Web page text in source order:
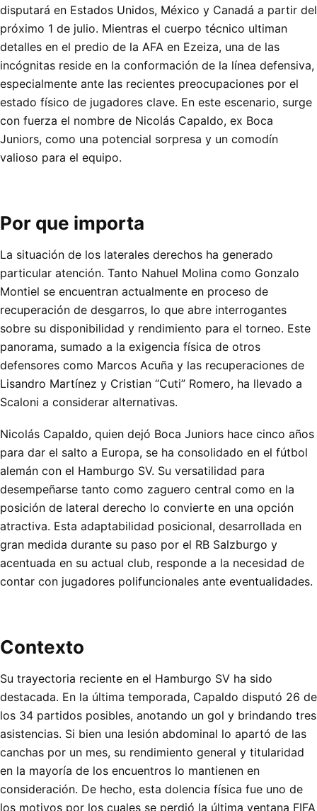
disputará en Estados Unidos, México y Canadá a partir del
próximo 1 de julio. Mientras el cuerpo técnico ultiman
detalles en el predio de la AFA en Ezeiza, una de las
incógnitas reside en la conformación de la línea defensiva,
especialmente ante las recientes preocupaciones por el
estado físico de jugadores clave. En este escenario, surge
con fuerza el nombre de Nicolás Capaldo, ex Boca
Juniors, como una potencial sorpresa y un comodín
valioso para el equipo.
Por que importa
La situación de los laterales derechos ha generado
particular atención. Tanto Nahuel Molina como Gonzalo
Montiel se encuentran actualmente en proceso de
recuperación de desgarros, lo que abre interrogantes
sobre su disponibilidad y rendimiento para el torneo. Este
panorama, sumado a la exigencia física de otros
defensores como Marcos Acuña y las recuperaciones de
Lisandro Martínez y Cristian “Cuti” Romero, ha llevado a
Scaloni a considerar alternativas.
Nicolás Capaldo, quien dejó Boca Juniors hace cinco años
para dar el salto a Europa, se ha consolidado en el fútbol
alemán con el Hamburgo SV. Su versatilidad para
desempeñarse tanto como zaguero central como en la
posición de lateral derecho lo convierte en una opción
atractiva. Esta adaptabilidad posicional, desarrollada en
gran medida durante su paso por el RB Salzburgo y
acentuada en su actual club, responde a la necesidad de
contar con jugadores polifuncionales ante eventualidades.
Contexto
Su trayectoria reciente en el Hamburgo SV ha sido
destacada. En la última temporada, Capaldo disputó 26 de
los 34 partidos posibles, anotando un gol y brindando tres
asistencias. Si bien una lesión abdominal lo apartó de las
canchas por un mes, su rendimiento general y titularidad
en la mayoría de los encuentros lo mantienen en
consideración. De hecho, esta dolencia física fue uno de
los motivos por los cuales se perdió la última ventana FIFA